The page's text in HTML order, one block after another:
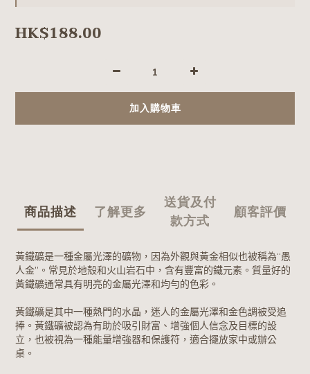
HK$188.00
加入購物車
商品描述 了解更多
送貨及付
款方式
顧客評價
黃鐵礦是一種金屬光澤的礦物，因為外觀與黃金相似也被稱為“愚
人金”。常見於地殼和火山岩石中，含有豐富的鐵元素。質量好的
黃鐵礦通常具有明亮的金屬光澤和均勻的色彩。
黃鐵礦是其中一種熱門的水晶，迷人的金屬光澤和金色調被受追
捧。黃鐵礦被認為有助於吸引財富、增強個人信念及目標的設
立，也被視為一種能量增強器和保護符，適合擺放家中或辦公
桌。